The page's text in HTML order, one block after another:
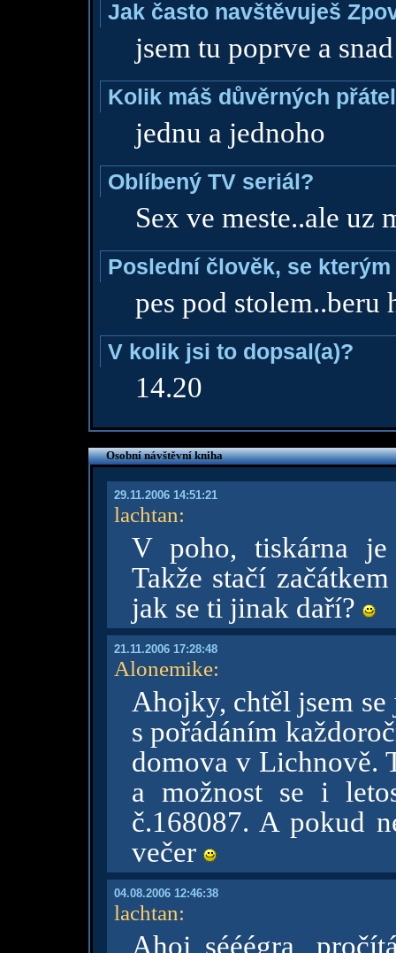
Jak často navštěvuješ
jsem tu poprve a
Kolik máš důvěrných
jednu a jednoho
Oblíbený TV seriál?
Sex ve meste..ale uz
Poslední člověk, se
pes pod stolem..beru
V kolik jsi to dopsal(a)?
14.20
Osobní návštěvní kniha
29.11.2006 14:51:21
lachtan:
V poho, tiskárna je
Takže stačí
jak se ti jinak daří?
21.11.2006 17:28:48
Alonemike:
Ahojky, chtěl jsem
s pořádáním
domova v Lichnově.
a možnost se i
č.168087. A pokud
večer
04.08.2006 12:46:38
lachtan:
Ahoj sééégra,